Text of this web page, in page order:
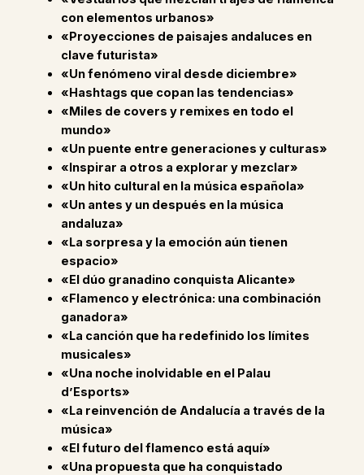
con elementos urbanos»
«Proyecciones de paisajes andaluces en
clave futurista»
«Un fenómeno viral desde diciembre»
«Hashtags que copan las tendencias»
«Miles de covers y remixes en todo el
mundo»
«Un puente entre generaciones y culturas»
«Inspirar a otros a explorar y mezclar»
«Un hito cultural en la música española»
«Un antes y un después en la música
andaluza»
«La sorpresa y la emoción aún tienen
espacio»
«El dúo granadino conquista Alicante»
«Flamenco y electrónica: una combinación
ganadora»
«La canción que ha redefinido los límites
musicales»
«Una noche inolvidable en el Palau
d’Esports»
«La reinvención de Andalucía a través de la
música»
«El futuro del flamenco está aquí»
«Una propuesta que ha conquistado